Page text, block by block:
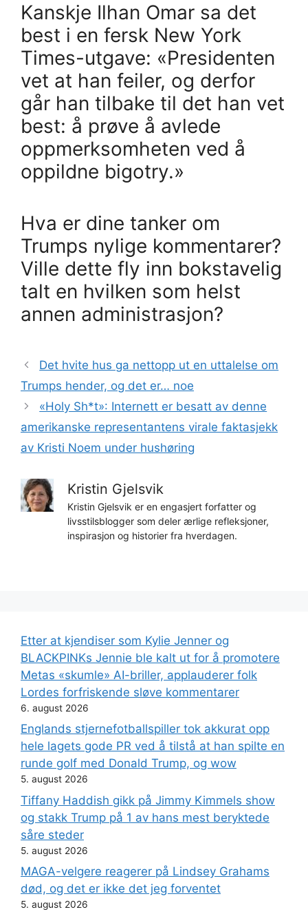
Kanskje Ilhan Omar sa det
best i en fersk New York
Times-utgave: «Presidenten
vet at han feiler, og derfor
går han tilbake til det han vet
best: å prøve å avlede
oppmerksomheten ved å
oppildne bigotry.»
Hva er dine tanker om
Trumps nylige kommentarer?
Ville dette fly inn bokstavelig
talt en hvilken som helst
annen administrasjon?
Det hvite hus ga nettopp ut en uttalelse om
Trumps hender, og det er… noe
«Holy Sh*t»: Internett er besatt av denne
amerikanske representantens virale faktasjekk
av Kristi Noem under hushøring
Kristin Gjelsvik
Kristin Gjelsvik er en engasjert forfatter og
livsstilsblogger som deler ærlige refleksjoner,
inspirasjon og historier fra hverdagen.
Etter at kjendiser som Kylie Jenner og
BLACKPINKs Jennie ble kalt ut for å promotere
Metas «skumle» AI-briller, applauderer folk
Lordes forfriskende sløve kommentarer
6. august 2026
Englands stjernefotballspiller tok akkurat opp
hele lagets gode PR ved å tilstå at han spilte en
runde golf med Donald Trump, og wow
5. august 2026
Tiffany Haddish gikk på Jimmy Kimmels show
og stakk Trump på 1 av hans mest beryktede
såre steder
5. august 2026
MAGA-velgere reagerer på Lindsey Grahams
død, og det er ikke det jeg forventet
5. august 2026